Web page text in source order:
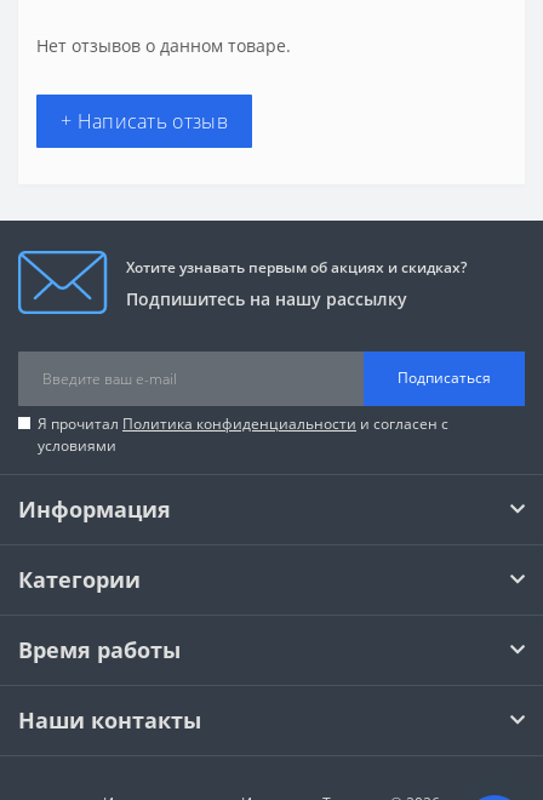
Нет отзывов о данном товаре.
+ Написать отзыв
Хотите узнавать первым об акциях и скидках?
Подпишитесь на нашу рассылку
Подписаться
Я прочитал Политика конфиденциальности и согласен с
условиями
Информация
Категории
Время работы
Наши контакты